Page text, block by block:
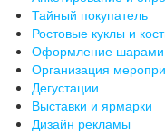
Тайный покупатель
Ростовые куклы и
Оформление шарами
Организация
Дегустации
Выставки и ярмарки
Дизайн рекламы